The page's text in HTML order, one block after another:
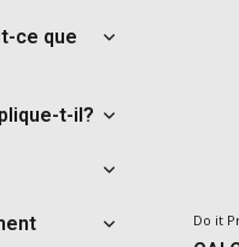
ce que
t-il?
Do it